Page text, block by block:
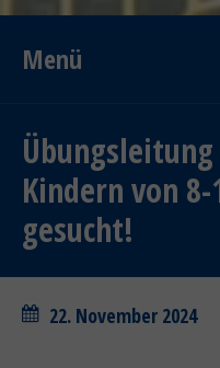
Menü
Kindern von
gesucht!
22. November 2024